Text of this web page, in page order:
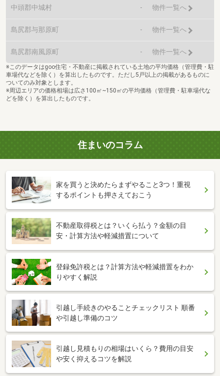
中頭郡中城村 - 物件一覧へ
島尻郡与那原町 - 物件一覧へ
島尻郡南風原町 - 物件一覧へ
※このデータはgoo住宅・不動産に掲載されている土地の平均価格（管理費・駐
車場代などを除く）を算出したものです。ただし5戸以上の掲載があるものに
ついてのみ対象とします。
※周辺エリアの価格相場は広さ100㎡~150㎡の平均価格（管理費・駐車場代な
どを除く）を算出したものです。
住まいのコラム
家を買うと決めたらまずやること3つ！重視
するポイントも押さえておこう
不動産取得税とは？いくら払う？金額の目
安・計算方法や軽減措置について
登録免許税とは？計算方法や軽減措置をわか
りやすく解説
引越し手続きのやることチェックリスト 順番
や引越し準備のコツ
引越し見積もりの相場はいくら？費用の目安
や安く抑えるコツを解説